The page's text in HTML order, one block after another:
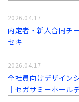
内定者・新人合同チ
セキ
2026.04.17
全社員向けデザイン
｜セガサミーホール
2026.04.17